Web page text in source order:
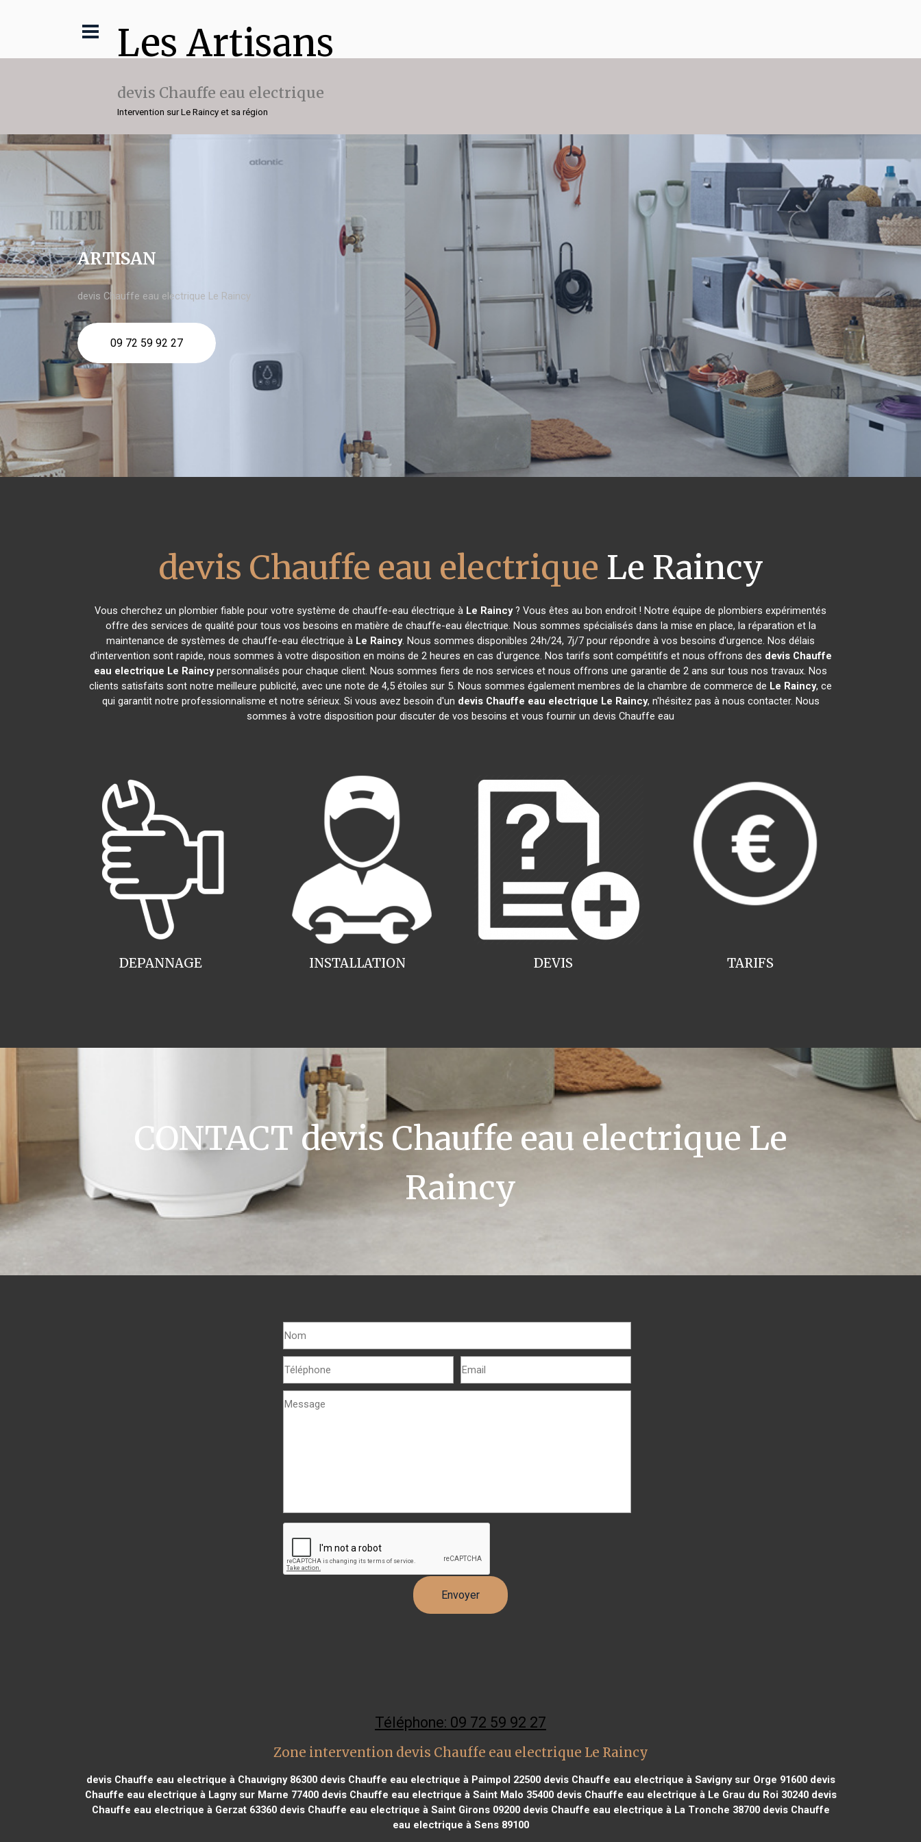
Les Artisans
devis Chauffe eau electrique
Intervention sur Le Raincy et sa région
ARTISAN
devis Chauffe eau electrique Le Raincy
09 72 59 92 27
devis Chauffe eau electrique Le Raincy
Vous cherchez un plombier fiable pour votre système de chauffe-eau électrique à Le Raincy? Vous êtes au bon endroit ! Notre équipe de plombiers expérimentés
offre des services de qualité pour tous vos besoins en matière de chauffe-eau électrique. Nous sommes spécialisés dans la mise en place, la réparation et la
maintenance de systèmes de chauffe-eau électrique à Le Raincy. Nous sommes disponibles 24h/24, 7j/7 pour répondre à vos besoins d'urgence. Nos délais
d'intervention sont rapide, nous sommes à votre disposition en moins de 2 heures en cas d'urgence. Nos tarifs sont compétitifs et nous offrons des devis Chauffe
eau electrique Le Raincypersonnalisés pour chaque client. Nous sommes fiers de nos services et nous offrons une garantie de 2 ans sur tous nos travaux. Nos
clients satisfaits sont notre meilleure publicité, avec une note de 4,5 étoiles sur 5. Nous sommes également membres de la chambre de commerce de Le Raincy, ce
qui garantit notre professionnalisme et notre sérieux. Si vous avez besoin d'un devis Chauffe eau electrique Le Raincy, n'hésitez pas à nous contacter. Nous
sommes à votre disposition pour discuter de vos besoins et vous fournir un devis Chauffe eau
INSTALLATION
DEPANNAGE TARIFS
DEVIS
CONTACT devis Chauffe eau electrique Le
Raincy
Téléphone: 09 72 59 92 27
Zone intervention devis Chauffe eau electrique Le Raincy
devis Chauffe eau electrique à Chauvigny 86300devis Chauffe eau electrique à Paimpol 22500devis Chauffe eau electrique à Savigny sur Orge 91600devis
Chauffe eau electrique à Lagny sur Marne 77400devis Chauffe eau electrique à Saint Malo 35400devis Chauffe eau electrique à Le Grau du Roi 30240devis
Chauffe eau electrique à Gerzat 63360devis Chauffe eau electrique à Saint Girons 09200devis Chauffe eau electrique à La Tronche 38700devis Chauffe
eau electrique à Sens 89100